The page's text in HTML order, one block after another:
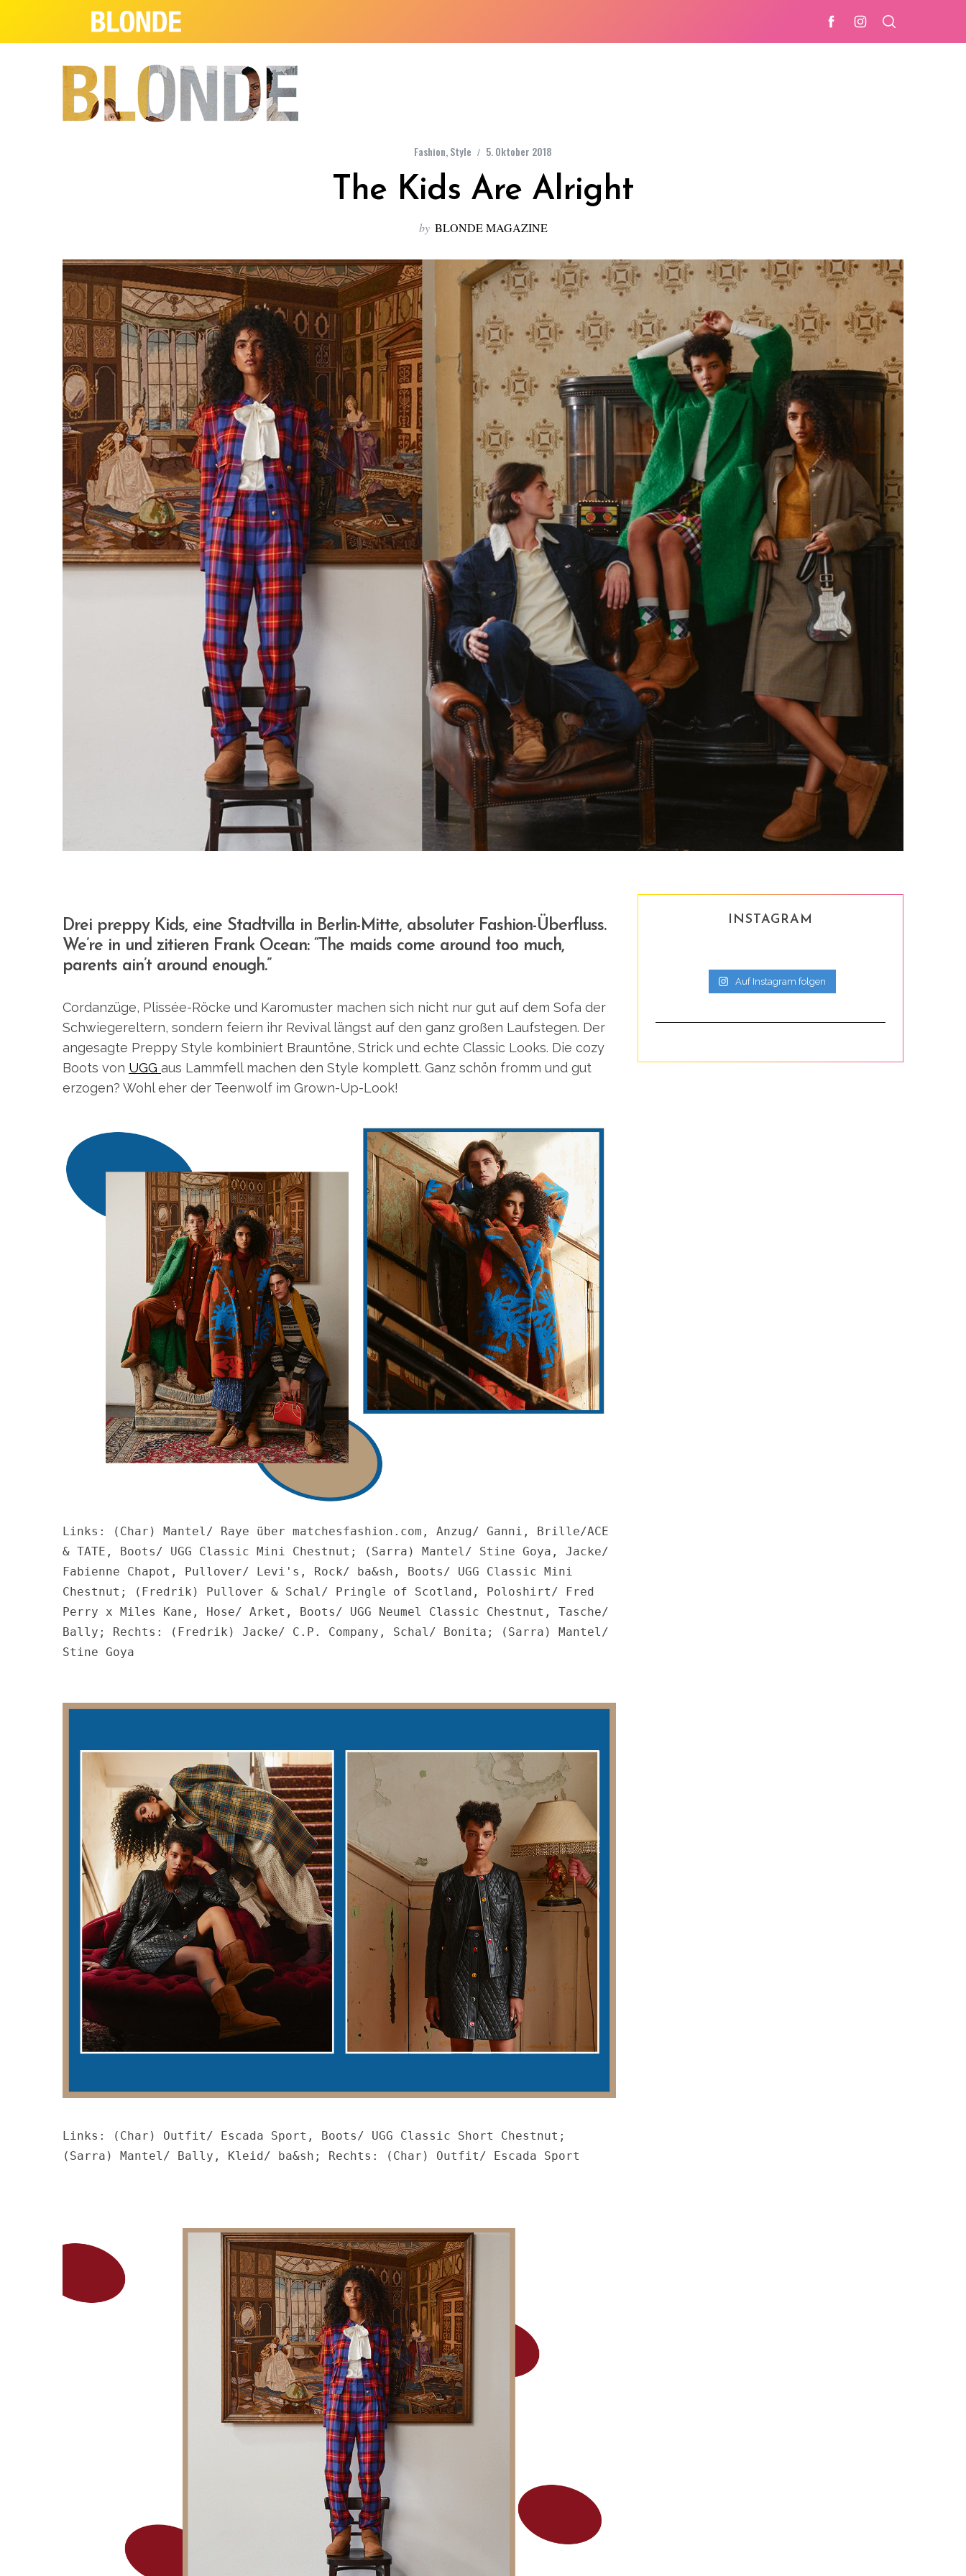
Fashion,Style 5. Oktober 2018
The Kids Are Alright
by BLONDE MAGAZINE
Drei preppy Kids, eine Stadtvilla in Berlin-Mitte, absoluter Fashion-Überfluss.
We’re in und zitieren Frank Ocean: “The maids come around too much,
parents ain’t around enough.”
Cordanzüge, Plissée-Röcke und Karomuster machen sich nicht nur gut auf dem Sofa der
Schwiegereltern, sondern feiern ihr Revival längst auf den ganz großen Laufstegen. Der
angesagte Preppy Style kombiniert Brauntöne, Strick und echte Classic Looks. Die cozy
Boots von UGG aus Lammfell machen den Style komplett. Ganz schön fromm und gut
erzogen? Wohl eher der Teenwolf im Grown-Up-Look!
Links: (Char) Mantel/ Raye über matchesfashion.com, Anzug/ Ganni, Brille/ACE
& TATE, Boots/ UGG Classic Mini Chestnut; (Sarra) Mantel/ Stine Goya, Jacke/
Fabienne Chapot, Pullover/ Levi's, Rock/ ba&sh, Boots/ UGG Classic Mini
Chestnut; (Fredrik) Pullover & Schal/ Pringle of Scotland, Poloshirt/ Fred
Perry x Miles Kane, Hose/ Arket, Boots/ UGG Neumel Classic Chestnut, Tasche/
Bally; Rechts: (Fredrik) Jacke/ C.P. Company, Schal/ Bonita; (Sarra) Mantel/
Stine Goya
Links: (Char) Outfit/ Escada Sport, Boots/ UGG Classic Short Chestnut;
(Sarra) Mantel/ Bally, Kleid/ ba&sh; Rechts: (Char) Outfit/ Escada Sport
INSTAGRAM
Auf Instagram folgen
S
e
a
r
c
h
f